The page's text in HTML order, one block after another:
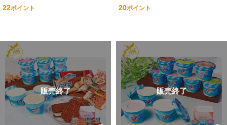
22ポイント 20ポイント
販売終了 販売終了